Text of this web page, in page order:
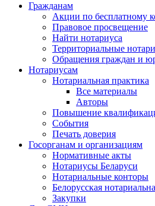
Гражданам
Акции по бесплатному
Правовое просвещение
Найти нотариуса
Территориальные
Обращения граждан и
Нотариусам
Нотариальная практика
Все материалы
Авторы
Повышение
События
Печать доверия
Госорганам и организациям
Нормативные акты
Нотариусы Беларуси
Нотариальные конторы
Белорусская
Закупки